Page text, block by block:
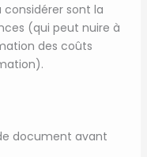
considérer sont la
(qui peut nuire à
des coûts
document avant